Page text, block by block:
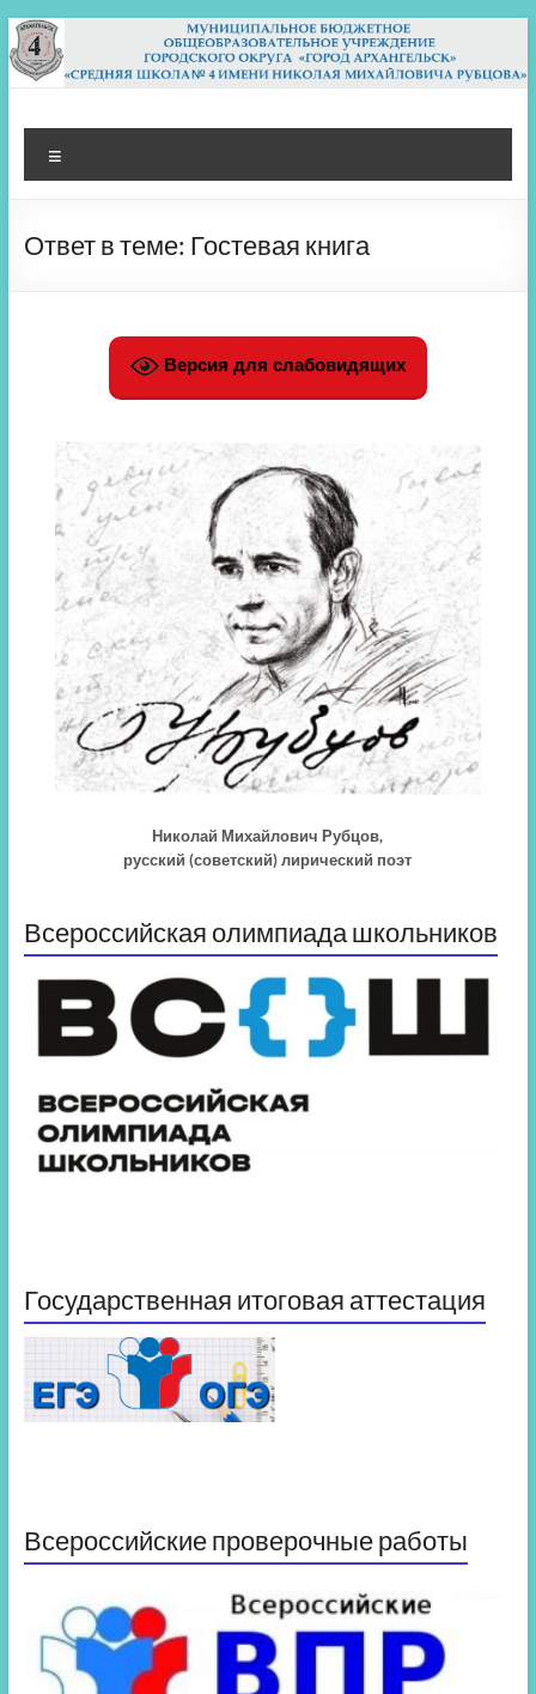
Перейти
к
содержимому
МБОУ СШ 4
Архангельск
Ответ в теме: Гостевая книга
Версия для слабовидящих
Николай Михайлович Рубцов,
русский (советский) лирический поэт
Всероссийская олимпиада школьников
Государственная итоговая аттестация
Всероссийские проверочные работы